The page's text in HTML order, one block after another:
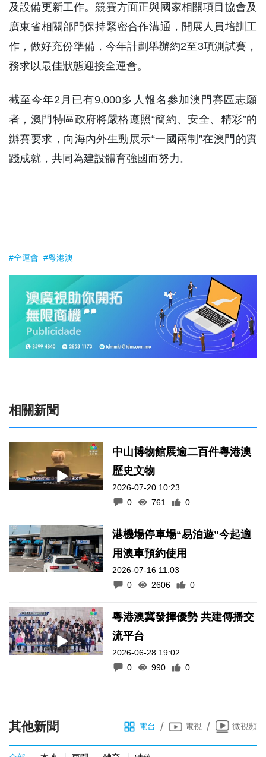
及設備更新工作。競賽方面正與國家相關項目協會及
廣東省相關部門保持緊密合作溝通，開展人員培訓工
作，做好充份準備，今年計劃舉辦約2至3項測試賽，
務求以最佳狀態迎接全運會。
截至今年2月已有9,000多人報名參加澳門賽區志願
者，澳門特區政府將嚴格遵照“簡約、安全、精彩”的
辦賽要求，向海內外生動展示“一國兩制”在澳門的實
踐成就，共同為建設體育強國而努力。
#全運會 #粵港澳
相關新聞
中山博物館展逾二百件粵港澳
歷史文物
2026-07-20 10:23
0
761 0
港機場停車場“易泊遊”今起適
用澳車預約使用
2026-07-16 11:03
0
2606 0
粵港澳冀發揮優勢 共建傳播交
流平台
2026-06-28 19:02
0
990 0
其他新聞 電台 / 電視 / 微視頻